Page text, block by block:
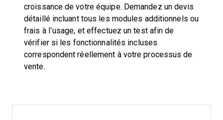
croissance de votre équipe. Demandez un devis
détaillé incluant tous les modules additionnels ou
frais à l’usage, et effectuez un test afin de
vérifier si les fonctionnalités incluses
correspondent réellement à votre processus de
vente.